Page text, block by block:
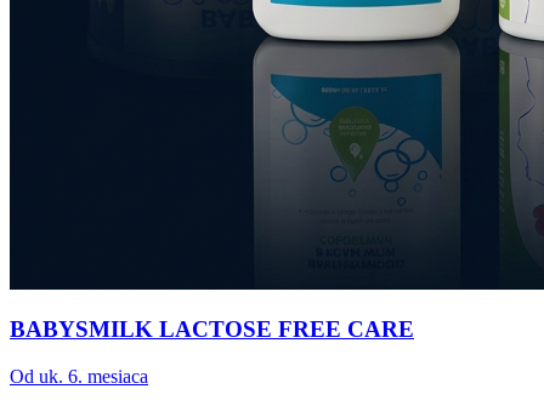
BABYSMILK LACTOSE FREE CARE
Od uk. 6. mesiaca